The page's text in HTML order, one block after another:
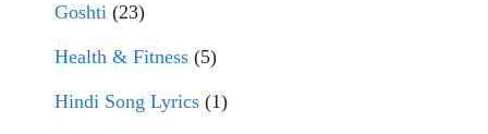
Goshti (23)
Health & Fitness (5)
Hindi Song Lyrics (1)